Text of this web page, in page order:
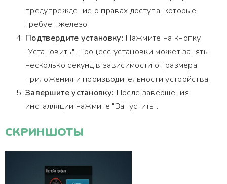
предупреждение о правах доступа, которые
требует железо.
Подтвердите установку: Нажмите на кнопку
"Установить". Процесс установки может занять
несколько секунд в зависимости от размера
приложения и производительности устройства.
Завершите установку: После завершения
инсталляции нажмите "Запустить".
СКРИНШОТЫ